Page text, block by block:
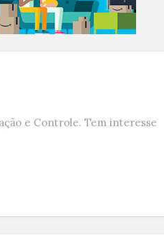
e Controle. Tem interesse